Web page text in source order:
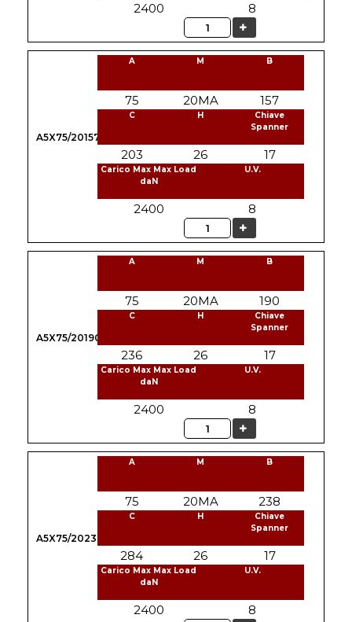
2400
8
Quantità
A5X75/20157
A
75
M
20MA
B
157
C
203
H
26
Chiave
Spanner
17
Carico Max Max Load
daN
2400
U.V.
8
Quantità
A5X75/20190
A
75
M
20MA
B
190
C
236
H
26
Chiave
Spanner
17
Carico Max Max Load
daN
2400
U.V.
8
Quantità
A5X75/20238
A
75
M
20MA
B
238
C
284
H
26
Chiave
Spanner
17
Carico Max Max Load
daN
2400
U.V.
8